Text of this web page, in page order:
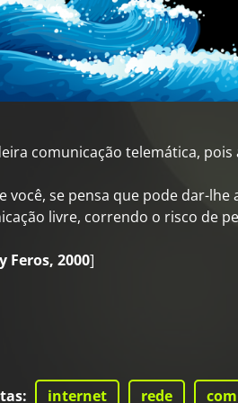
comunicação telemática,
você, se pensa que pode dar-
livre, correndo o risco de
Feros, 2000]
: internet rede